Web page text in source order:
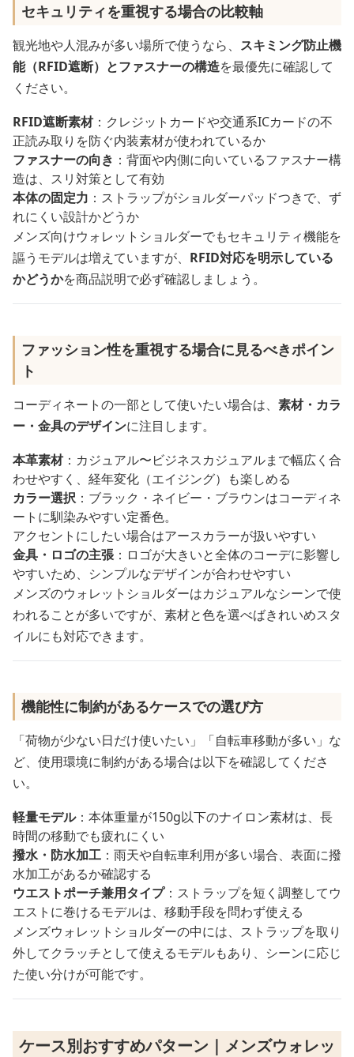
セキュリティを重視する場合の比較軸
観光地や人混みが多い場所で使うなら、 スキミング防止機
能（RFID遮断）とファスナーの構造を最優先に確認して
ください。
RFID遮断素材：クレジットカードや交通系ICカードの不
正読み取りを防ぐ内装素材が使われているか
ファスナーの向き ：背面や内側に向いているファスナー構
造は、スリ対策として有効
本体の固定力 ：ストラップがショルダーパッドつきで、ず
れにくい設計かどうか
メンズ向けウォレットショルダーでもセキュリティ機能を
謳うモデルは増えていますが、 RFID対応を明示している
かどうかを商品説明で必ず確認しましょう。
ファッション性を重視する場合に見るべきポイン
ト
コーディネートの一部として使いたい場合は、 素材・カラ
ー・金具のデザインに注目します。
本革素材：カジュアル〜ビジネスカジュアルまで幅広く合
わせやすく、経年変化（エイジング）も楽しめる
カラー選択 ：ブラック・ネイビー・ブラウンはコーディネ
ートに馴染みやすい定番色。
アクセントにしたい場合はアースカラーが扱いやすい
金具・ロゴの主張：ロゴが大きいと全体のコーデに影響し
やすいため、シンプルなデザインが合わせやすい
メンズのウォレットショルダーはカジュアルなシーンで使
われることが多いですが、素材と色を選べばきれいめスタ
イルにも対応できます。
機能性に制約があるケースでの選び方
「荷物が少ない日だけ使いたい」「自転車移動が多い」な
ど、使用環境に制約がある場合は以下を確認してくださ
い。
軽量モデル：本体重量が150g以下のナイロン素材は、長
時間の移動でも疲れにくい
撥水・防水加工 ：雨天や自転車利用が多い場合、表面に撥
水加工があるか確認する
ウエストポーチ兼用タイプ：ストラップを短く調整してウ
エストに巻けるモデルは、移動手段を問わず使える
メンズウォレットショルダーの中には、ストラップを取り
外してクラッチとして使えるモデルもあり、シーンに応じ
た使い分けが可能です。
ケース別おすすめパターン｜メンズウォレッ